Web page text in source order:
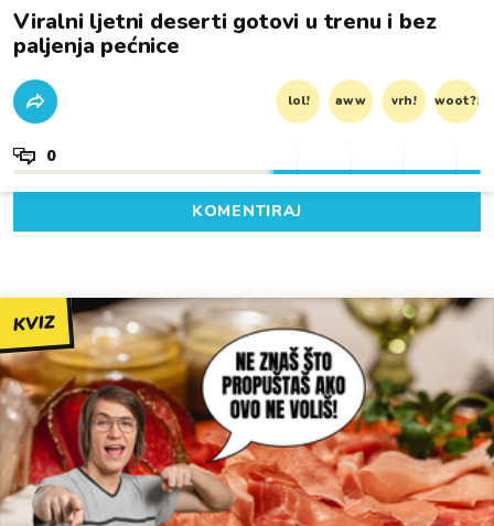
Viralni ljetni deserti gotovi u trenu i bez
paljenja pećnice
lol! aww vrh! woot?!
0
KOMENTIRAJ
KVIZ